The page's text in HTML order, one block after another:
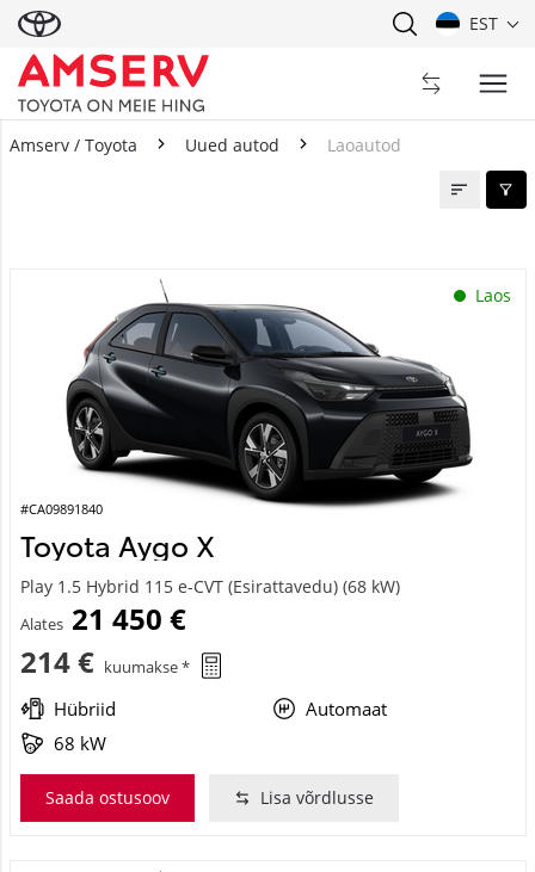
EST
Amserv / Toyota Uued autod Laoautod
Laos
#CA09891840
Toyota Aygo X
Play 1.5 Hybrid 115 e-CVT (Esirattavedu) (68 kW)
Alates 21 450 €
214 € kuumakse *
Hübriid
Automaat
68 kW
Saada ostusoov Lisa võrdlusse